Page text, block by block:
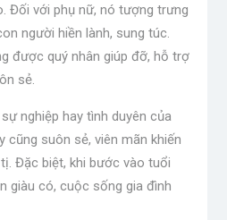
Đối với phụ nữ, nó tượng trưng
người hiền lành, sung túc.
được quý nhân giúp đỡ, hỗ trợ
sẻ.
nghiệp hay tình duyên của
cũng suôn sẻ, viên mãn khiến
Đặc biệt, khi bước vào tuổi
giàu có, cuộc sống gia đình